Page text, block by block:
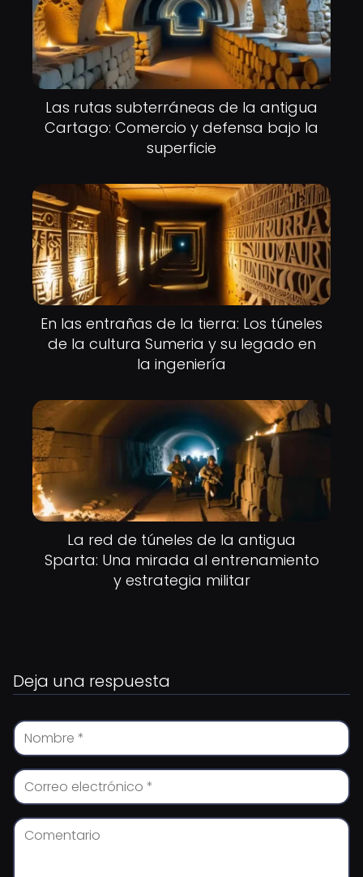
Las rutas subterráneas de la antigua
Cartago: Comercio y defensa bajo la
superficie
En las entrañas de la tierra: Los túneles
de la cultura Sumeria y su legado en
la ingeniería
La red de túneles de la antigua
Sparta: Una mirada al entrenamiento
y estrategia militar
Deja una respuesta